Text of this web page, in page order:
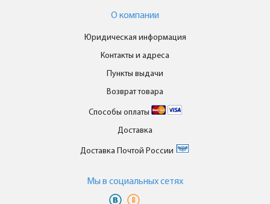
О компании
Юридическая информация
Контакты и адреса
Пункты выдачи
Возврат товара
Способы оплаты
Доставка
Доставка Почтой России
Мы в cоциальных сетях